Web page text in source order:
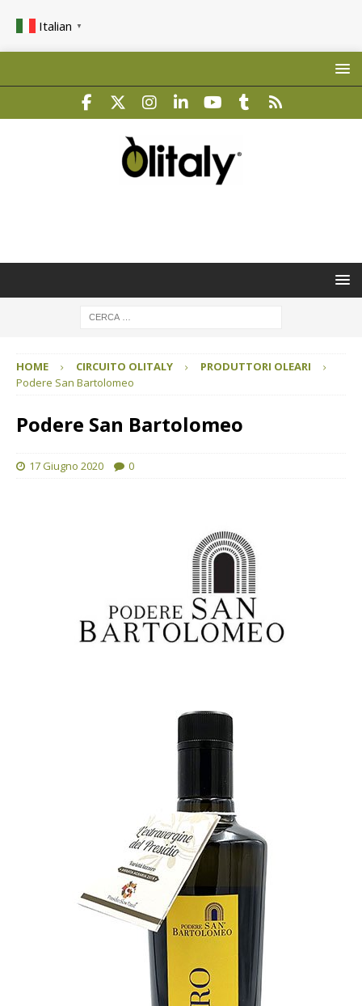
Italian ▼
HOME CIRCUITO OLITALY
PRODUTTORI OLEARI
Podere San Bartolomeo
Podere San Bartolomeo
17 Giugno 2020 0